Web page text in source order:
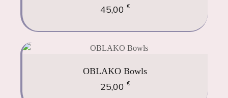
45,00 €
OBLAKO Bowls
25,00 €